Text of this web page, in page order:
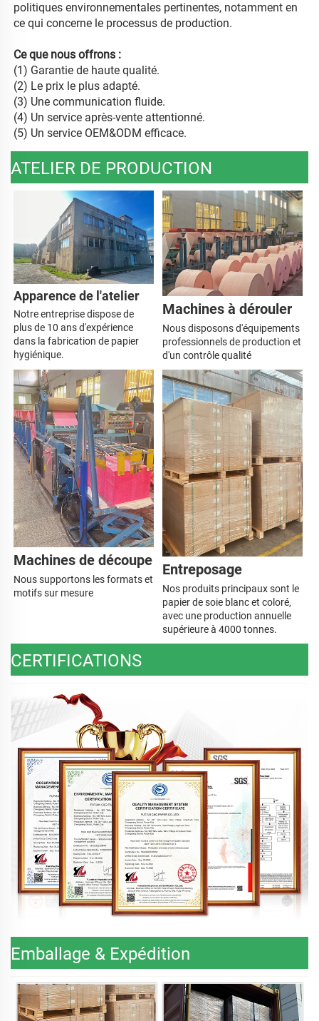
politiques environnementales pertinentes, notamment en
ce qui concerne le processus de production.
Ce que nous offrons :
(1) Garantie de haute qualité.
(2) Le prix le plus adapté.
(3) Une communication fluide.
(4) Un service après-vente attentionné.
(5) Un service OEM&ODM efficace.
ATELIER DE PRODUCTION
Apparence de l'atelier
Notre entreprise dispose de
plus de 10 ans d'expérience
dans la fabrication de papier
hygiénique.
Machines à dérouler
Nous disposons d'équipements
professionnels de production et
d'un contrôle qualité
Machines de découpe
Nous supportons les formats et
motifs sur mesure
Entreposage
Nos produits principaux sont le
papier de soie blanc et coloré,
avec une production annuelle
supérieure à 4000 tonnes.
CERTIFICATIONS
Emballage & Expédition